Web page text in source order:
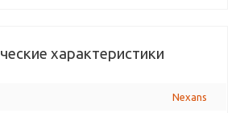
характеристики
Nexans